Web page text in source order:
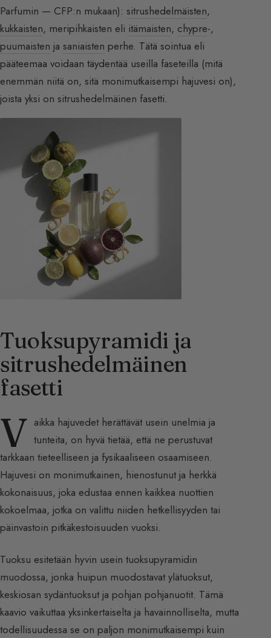
Parfumin — CFP:n mukaan): sitrushedelmäisten,
kukkaisten, meripihkaisten eli itämaisten, chypre-,
puumaisten ja saniaisten perhe. Tätä sointua eli
pääteemaa voidaan täydentää useilla faseteilla (mitä
enemmän niitä on, sitä monimutkaisempi hajuvesi on),
joista yksi on sitrushedelmäinen fasetti.
Tuoksupyramidi ja
sitrushedelmäinen
fasetti
V aikka hajuvedet herättävät usein unelmia ja
tunteita, on hyvä tietää, että ne perustuvat
tarkkaan tieteelliseen ja fysikaaliseen osaamiseen.
Hajuvesi on monimutkainen, hienostunut ja herkkä
kokonaisuus, joka edustaa ennen kaikkea nuottien
kokoelmaa, jotka on valittu niiden hetkellisyyden tai
päinvastoin pitkäkestoisuuden vuoksi.
Tuoksu esitetään hyvin usein tuoksupyramidin
muodossa, jonka huipun muodostavat ylätuoksut,
keskiosan sydäntuoksut ja pohjan pohjanuotit. Tämä
kaavio vaikuttaa yksinkertaiselta ja havainnolliselta, mutta
todellisuudessa se on paljon monimutkaisempi kuin